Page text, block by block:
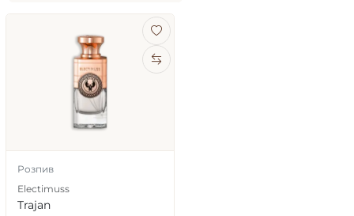
Розпив
Electimuss
Trajan